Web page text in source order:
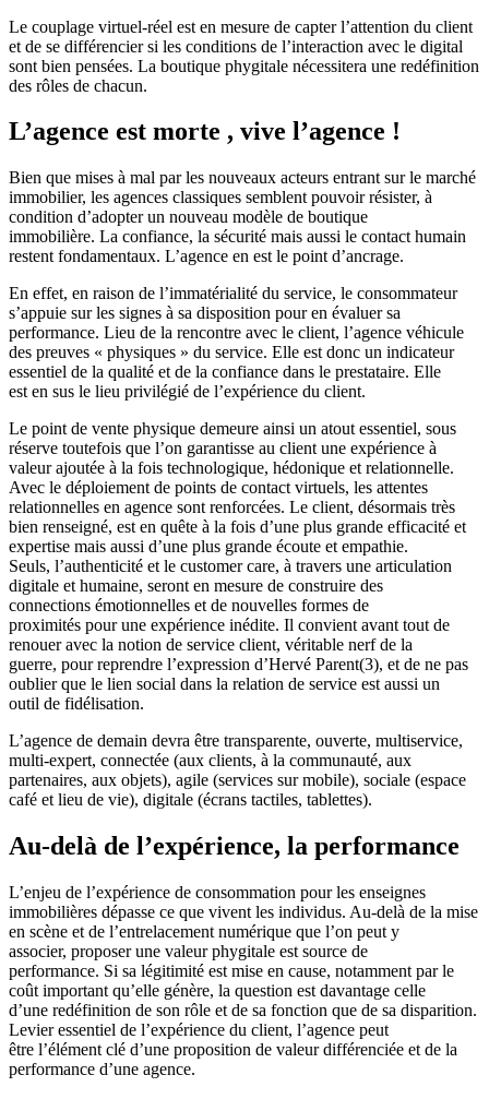
Le couplage virtuel-réel est en mesure de capter l’attention du client
et de se différencier si les conditions de l’interaction avec le digital
sont bien pensées. La boutique phygitale nécessitera une redéfinition
des rôles de chacun.
L’agence est morte , vive l’agence !
Bien que mises à mal par les nouveaux acteurs entrant sur le marché
immobilier, les agences classiques semblent pouvoir résister, à
condition d’adopter un nouveau modèle de boutique
immobilière. La confiance, la sécurité mais aussi le contact humain
restent fondamentaux. L’agence en est le point d’ancrage.
En effet, en raison de l’immatérialité du service, le consommateur
s’appuie sur les signes à sa disposition pour en évaluer sa
performance. Lieu de la rencontre avec le client, l’agence véhicule
des preuves « physiques » du service. Elle est donc un indicateur
essentiel de la qualité et de la confiance dans le prestataire. Elle
est en sus le lieu privilégié de l’expérience du client.
Le point de vente physique demeure ainsi un atout essentiel, sous
réserve toutefois que l’on garantisse au client une expérience à
valeur ajoutée à la fois technologique, hédonique et relationnelle.
Avec le déploiement de points de contact virtuels, les attentes
relationnelles en agence sont renforcées. Le client, désormais très
bien renseigné, est en quête à la fois d’une plus grande efficacité et
expertise mais aussi d’une plus grande écoute et empathie.
Seuls, l’authenticité et le customer care, à travers une articulation
digitale et humaine, seront en mesure de construire des
connections émotionnelles et de nouvelles formes de
proximités pour une expérience inédite. Il convient avant tout de
renouer avec la notion de service client, véritable nerf de la
guerre, pour reprendre l’expression d’Hervé Parent(3), et de ne pas
oublier que le lien social dans la relation de service est aussi un
outil de fidélisation.
L’agence de demain devra être transparente, ouverte, multiservice,
multi-expert, connectée (aux clients, à la communauté, aux
partenaires, aux objets), agile (services sur mobile), sociale (espace
café et lieu de vie), digitale (écrans tactiles, tablettes).
Au-delà de l’expérience, la performance
L’enjeu de l’expérience de consommation pour les enseignes
immobilières dépasse ce que vivent les individus. Au-delà de la mise
en scène et de l’entrelacement numérique que l’on peut y
associer, proposer une valeur phygitale est source de
performance. Si sa légitimité est mise en cause, notamment par le
coût important qu’elle génère, la question est davantage celle
d’une redéfinition de son rôle et de sa fonction que de sa disparition.
Levier essentiel de l’expérience du client, l’agence peut
être l’élément clé d’une proposition de valeur différenciée et de la
performance d’une agence.